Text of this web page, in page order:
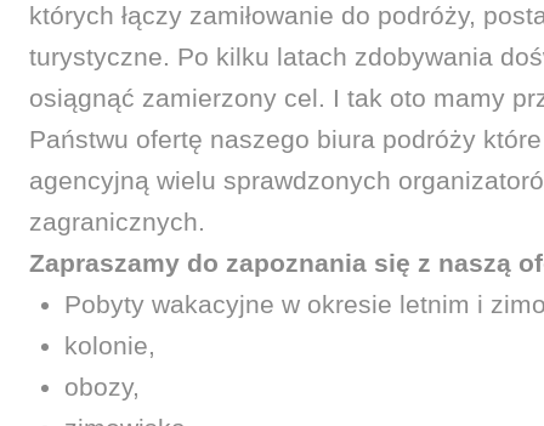
których łączy zamiłowanie do podróży,
turystyczne. Po kilku latach zdobywania
osiągnąć zamierzony cel. I tak oto mamy
Państwu ofertę naszego biura podróży
agencyjną wielu sprawdzonych
zagranicznych.
Zapraszamy do zapoznania się z naszą
Pobyty wakacyjne w okresie letnim i
kolonie,
obozy,